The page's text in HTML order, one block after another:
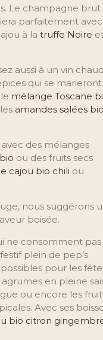
Le champagne brut
parfaitement
à la truffe Noire
aussi à un vin
qui se marieront
mélange Toscane
amandes salées
des mélanges
ou des fruits secs
cajou bio chili ou
nous suggérons
boisée.
ne consomment pas
plein de pep’s.
pour les
en pleine
ou encore les
Avec ses
bio citron